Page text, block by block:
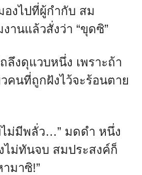
งไปที่ผู้กำกับ สม
านแล้วสั่งว่า “ขุดซิ”
ลึงดุแวบหนึ่ง เพราะถ้า
คนที่ถูกฝังไว้จะร้อนตาย
ไม่มีพลั่ว…” มดดำ หนึ่ง
ไม่ทันจบ สมประสงค์ก็
มาซิ!”